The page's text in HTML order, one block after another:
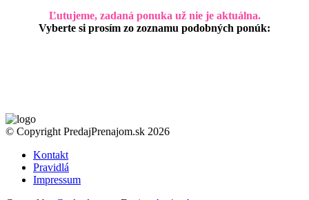
Ľutujeme, zadaná ponuka už nie je aktuálna.
Vyberte si prosím zo zoznamu podobných ponúk:
© Copyright PredajPrenajom.sk 2026
Kontakt
Pravidlá
Impressum